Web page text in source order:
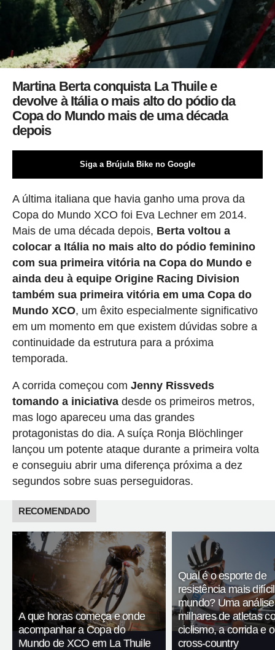
Martina Berta conquista La Thuile e
devolve à Itália o mais alto do pódio da
Copa do Mundo mais de uma década
depois
Siga a Brújula Bike no Google
A última italiana que havia ganho uma prova da
Copa do Mundo XCO foi Eva Lechner em 2014.
Mais de uma década depois, Berta voltou a
colocar a Itália no mais alto do pódio feminino
com sua primeira vitória na Copa do Mundo e
ainda deu à equipe Origine Racing Division
também sua primeira vitória em uma Copa do
Mundo XCO, um êxito especialmente significativo
em um momento em que existem dúvidas sobre a
continuidade da estrutura para a próxima
temporada.
A corrida começou com Jenny Rissveds
tomando a iniciativa desde os primeiros metros,
mas logo apareceu uma das grandes
protagonistas do dia. A suíça Ronja Blöchlinger
lançou um potente ataque durante a primeira volta
e conseguiu abrir uma diferença próxima a dez
segundos sobre suas perseguidoras.
RECOMENDADO
A que horas começa e onde
acompanhar a Copa do
Mundo de XCO em La Thuile
Qual é o esporte de
resistência mais
mundo? Uma
milhares de atletas
ciclismo, a corrida e
cross-country